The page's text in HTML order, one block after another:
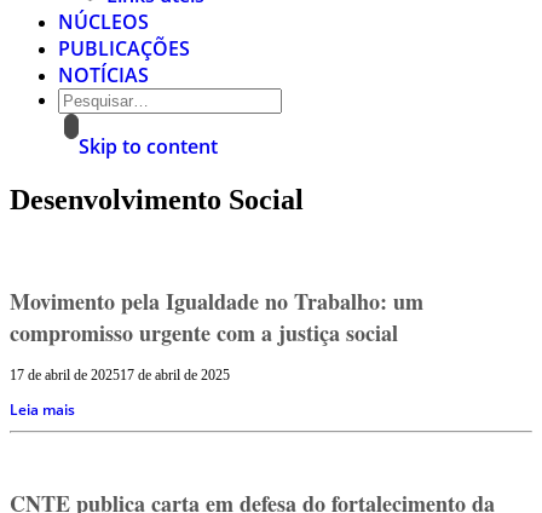
NÚCLEOS
PUBLICAÇÕES
NOTÍCIAS
Skip to content
Desenvolvimento Social
Movimento pela Igualdade no Trabalho: um
compromisso urgente com a justiça social
17 de abril de 202517 de abril de 2025
Leia mais
CNTE publica carta em defesa do fortalecimento da